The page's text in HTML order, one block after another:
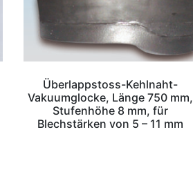
Überlappstoss-Kehlnaht-
Vakuumglocke, Länge 750 mm,
Stufenhöhe 8 mm, für
Blechstärken von 5 – 11 mm